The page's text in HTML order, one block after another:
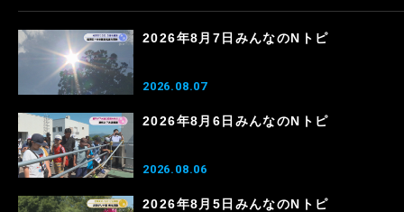
2026年8月7日みんなのNトピ
2026.08.07
2026年8月6日みんなのNトピ
2026.08.06
2026年8月5日みんなのNトピ